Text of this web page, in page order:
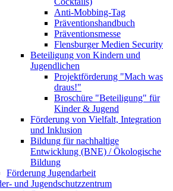
Anti-Mobbing-Tag
Präventionshandbuch
Präventionsmesse
Flensburger Medien Security
Beteiligung von Kindern und
Jugendlichen
Projektförderung "Mach was
draus!"
Broschüre "Beteiligung" für
Kinder & Jugend
Förderung von Vielfalt, Integration
und Inklusion
Bildung für nachhaltige
Entwicklung (BNE) / Ökologische
Bildung
Förderung Jugendarbeit
und Jugendschutzzentrum